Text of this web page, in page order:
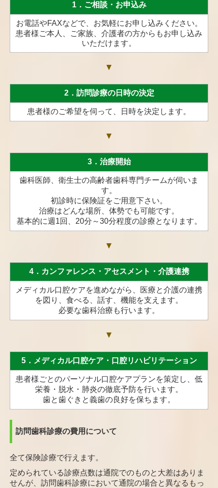
1．ご相談・お申込み
お電話やFAXなどで、お気軽にお申し込みください。
患者様ご本人、ご家族、介護者の方からもお申し込み
いただけます。
▼
2．訪問診療の日時の決定
患者様のご希望を伺って、日時を決定します。
▼
3．治療開始
歯科医師、衛生士の高齢者歯科専門チームが伺いま
す。
初診時に保険証をご用意下さい。
治療はどんな場所、体勢でも可能です。
基本的に週1回、20分～30分程度の診療となります。
▼
4．カンファレンス・アセスメント・介護連携
メディカル口腔ケアを進めながら、医療と介護の連携
を図り、食べる、話す、機能を支えます。
必要な歯科治療も行います。
▼
5．メディカル口腔ケア・口腔リハビリテーション
患者様ごとのパーソナル口腔ケアプランを策定し、低
栄養・脱水・肺炎の徹底予防を行います。
歯と歯ぐきと義歯の良好を保ちます。
訪問歯科診療の費用について
全て保険診療で行えます。
定められている診療点数は通院でのものと大差はありま
せんが、 訪問歯科診療において通院の場合と異なるもっ